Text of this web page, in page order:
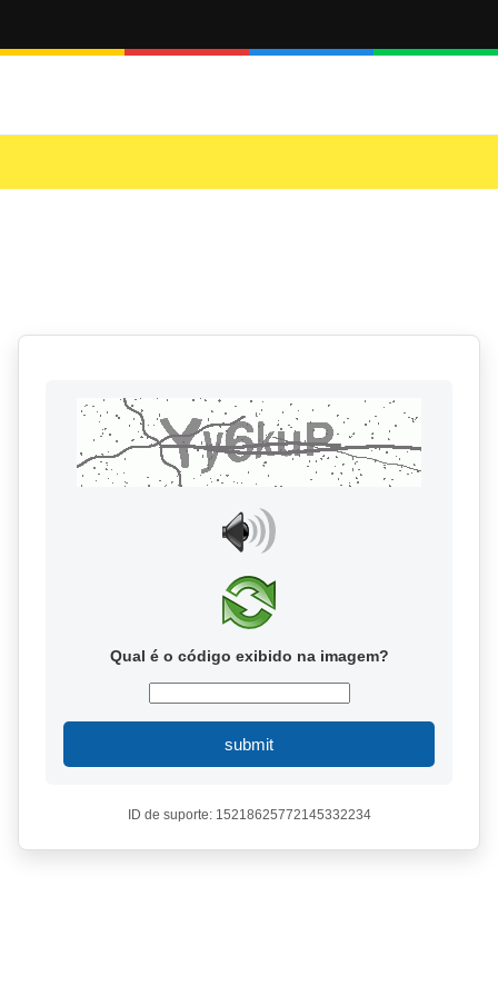
Qual é o código exibido na imagem?
submit
ID de suporte: 15218625772145332234